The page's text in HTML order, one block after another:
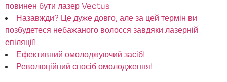
повинен бути лазер Vectus
Назавжди? Це дуже довго, але за цей термін ви
позбудетеся небажаного волосся завдяки лазерній
епіляції!
Ефективний омолоджуючий засіб!
Революційний спосіб омолодження!